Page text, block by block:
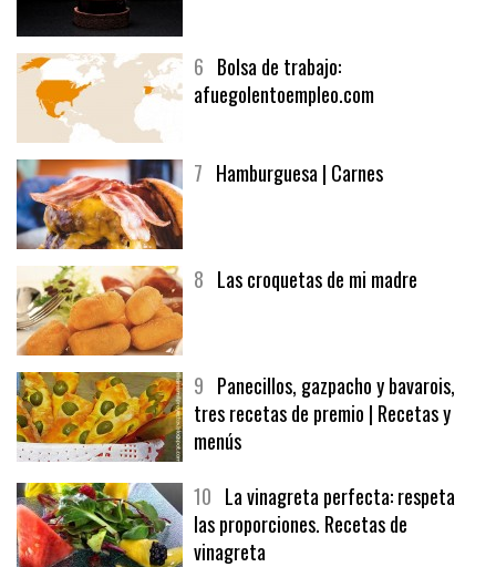
6 Bolsa de trabajo:
afuegolentoempleo.com
7 Hamburguesa | Carnes
8 Las croquetas de mi madre
9 Panecillos, gazpacho y bavarois,
tres recetas de premio | Recetas y
menús
10 La vinagreta perfecta: respeta
las proporciones. Recetas de
vinagreta